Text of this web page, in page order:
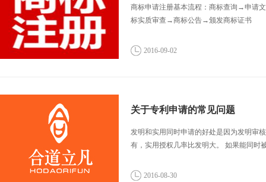
商标申请注册基本流程：商标查询→申
标实质审查→商标公告→颁发商标证书
2016-09-02
关于专利申请的常见问题
发明和实用同时申请的好处是因为发明审
有，实用授权几率比发明大。 如果能同时
2016-08-30